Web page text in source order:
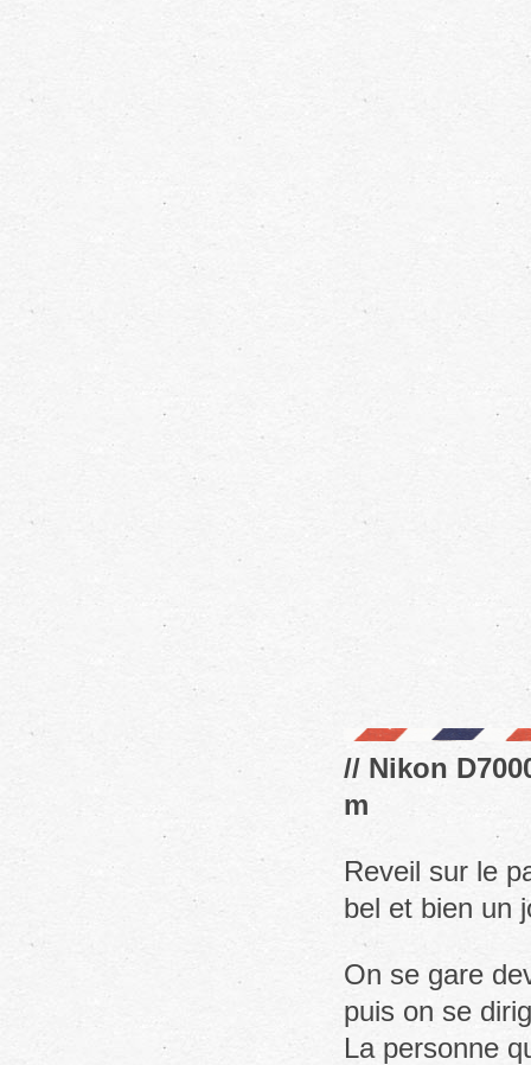
// Nikon
m
Reveil sur le
bel et bien un
On se gare
puis on se
La personne